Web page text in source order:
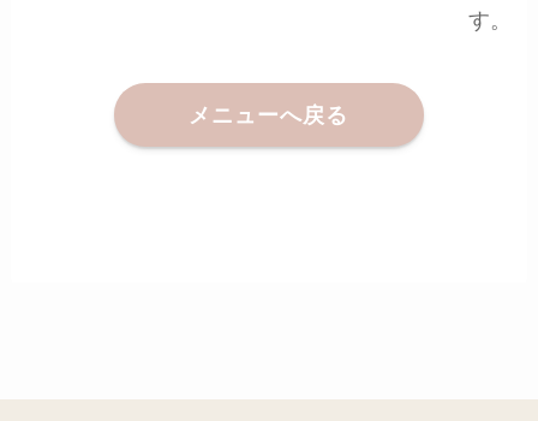
す。
メニューへ戻る